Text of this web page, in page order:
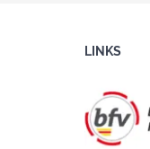
LINKS